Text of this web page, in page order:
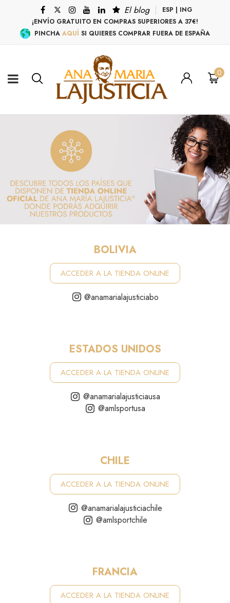
El blog ESP | ING
¡ENVÍO GRATUITO EN COMPRAS SUPERIORES A 37€!
PINCHA AQUÍ SI QUIERES COMPRAR FUERA DE ESPAÑA
0
BOLIVIA
ACCEDER A LA TIENDA ONLINE
@anamarialajusticiabo
ESTADOS UNIDOS
ACCEDER A LA TIENDA ONLINE
@anamarialajusticiausa
@amlsportusa
CHILE
ACCEDER A LA TIENDA ONLINE
@anamarialajusticiachile
@amlsportchile
FRANCIA
ACCEDER A LA TIENDA ONLINE